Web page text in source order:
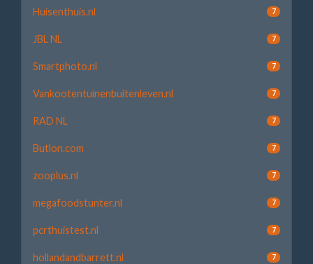
Huisenthuis.nl 7
JBL NL 7
Smartphoto.nl 7
Vankootentuinenbuitenleven.nl 7
RAD NL 7
Butlon.com 7
zooplus.nl 7
megafoodstunter.nl 7
pcrthuistest.nl 7
hollandandbarrett.nl 7